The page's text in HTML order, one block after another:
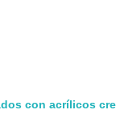
con acrílicos